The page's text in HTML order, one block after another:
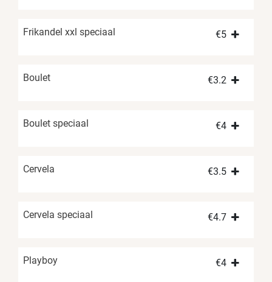
Frikandel xxl speciaal €5
Boulet €3.2
Boulet speciaal €4
Cervela €3.5
Cervela speciaal €4.7
Playboy €4